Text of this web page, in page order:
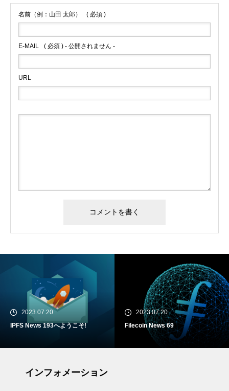
名前（例：山田 太郎） ( 必須 )
E-MAIL ( 必須 ) - 公開されません -
URL
2023.07.20
IPFS News 193へようこそ!
2023.07.20
Filecoin News 69
インフォメーション